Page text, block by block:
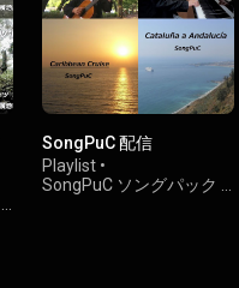
SongPuC 配信
Playlist •
SongPuC ソングパック